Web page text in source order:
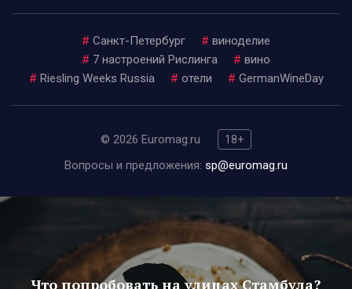
# Санкт-Петербург # виноделие
# 7 настроений Рислинга # вино
# Riesling Weeks Russia # отели # GermanWineDay
© 2026 Euromag.ru
18+
Вопросы и предложения: sp@euromag.ru
Что попробовать на улицах Стамбула?